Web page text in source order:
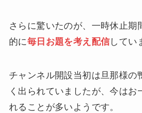
さらに驚いたのが、一時休止期
的に毎日お題を考え配信してい
チャンネル開設当初は旦那様の
く出られていましたが、今はお
れることが多いようです。